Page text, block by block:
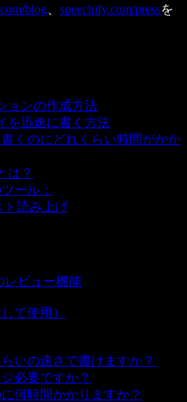
blog speechify.com/pressを
ョンの作成方法
を迅速に書く方法
くのにどれくらい時間がかか
は？
ール：
ト読み上げ
レビュー機能
て使用）
いの速さで書けますか？
必要ですか？
何時間かかりますか？